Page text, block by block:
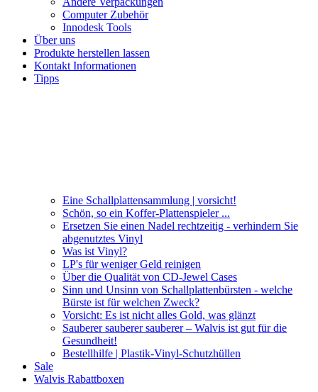
Computer Zubehör
Innodesk Tools
Über uns
Produkte herstellen lassen
Kontakt Informationen
Tipps
Eine Schallplattensammlung | vorsicht!
Schön, so ein Koffer-Plattenspieler ...
Ersetzen Sie einen Nadel rechtzeitig - verhindern Sie
abgenutztes Vinyl
Was ist Vinyl?
LP's für weniger Geld reinigen
Über die Qualität von CD-Jewel Cases
Sinn und Unsinn von Schallplattenbürsten - welche
Bürste ist für welchen Zweck?
Vorsicht: Es ist nicht alles Gold, was glänzt
Sauberer sauberer sauberer – Walvis ist gut für die
Gesundheit!
Bestellhilfe | Plastik-Vinyl-Schutzhüllen
Sale
Walvis Rabattboxen